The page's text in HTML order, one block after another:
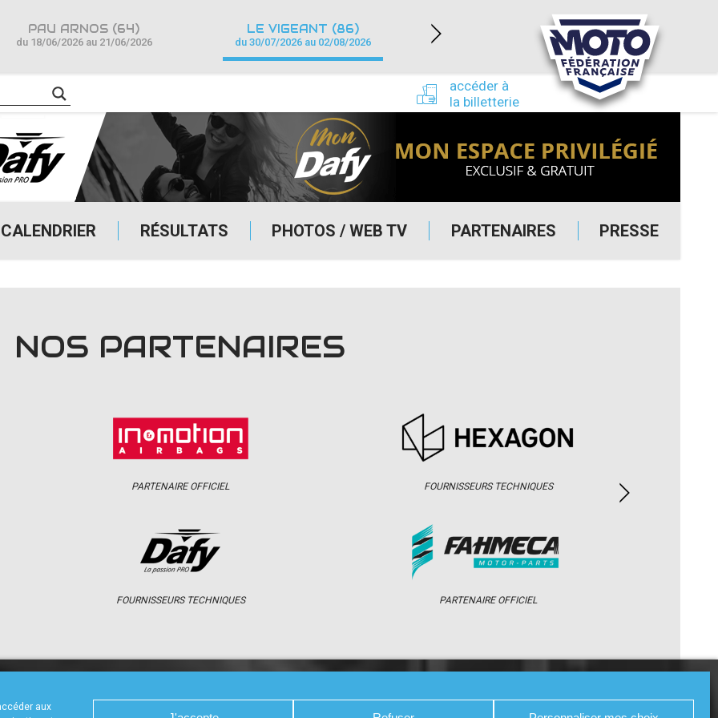
aux
CALENDRIER RÉSULTATS PHOTOS / WEB TV PARTENAIRES PRESSE
accéder à
la billetterie
PAU ARNOS (64)
du 18/06/2026 au 21/06/2026
LE VIGEANT (86)
du 30/07/2026 au 02/08/2026
NEVERS MAGNY-COURS (58)
du 24/09/2026 au 27/09/2026
NOS PARTENAIRES
PARTENAIRE OFFICIEL
FOURNISSEURS TECHNIQUES
FOURNISSEURS TECHNIQUES
PARTENAIRE OFFICIEL
CALENDRIER RÉSULTATS PHOTOS / WEB TV PARTENAIRES PRESSE